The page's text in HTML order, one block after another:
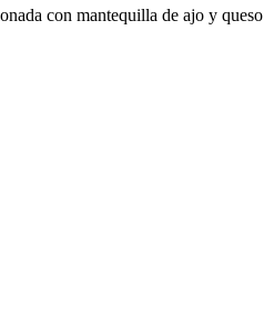
con mantequilla de ajo y queso